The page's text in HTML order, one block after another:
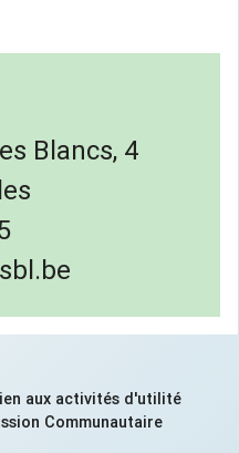
Blancs, 4
aux activités d'utilité
Communautaire